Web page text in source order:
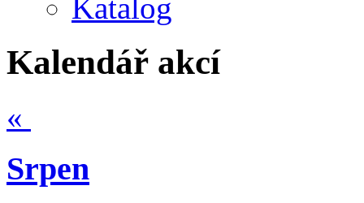
Katalog
Kalendář akcí
«
Srpen